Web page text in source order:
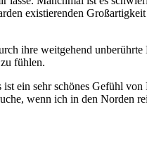
existierenden
ihre weitgehend
fühlen.
ein sehr schönes Gefühl
wenn ich in den Norden